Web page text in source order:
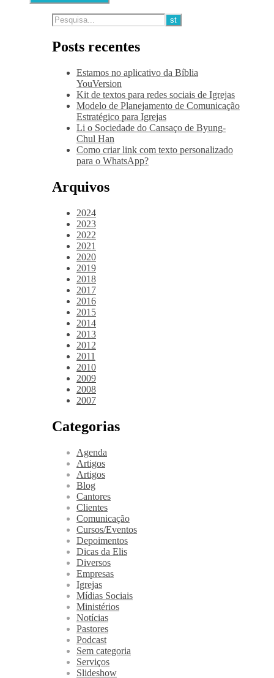
Posts recentes
Estamos no aplicativo da Bíblia
YouVersion
Kit de textos para redes sociais de Igrejas
Modelo de Planejamento de Comunicação
Estratégico para Igrejas
Li o Sociedade do Cansaço de Byung-
Chul Han
Como criar link com texto personalizado
para o WhatsApp?
Arquivos
2024
2023
2022
2021
2020
2019
2018
2017
2016
2015
2014
2013
2012
2011
2010
2009
2008
2007
Categorias
Agenda
Artigos
Artigos
Blog
Cantores
Clientes
Comunicação
Cursos/Eventos
Depoimentos
Dicas da Elis
Diversos
Empresas
Igrejas
Mídias Sociais
Ministérios
Notícias
Pastores
Podcast
Sem categoria
Serviços
Slideshow